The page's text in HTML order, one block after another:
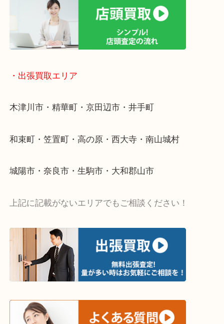
遅い時間しか家にいない方・商品点数が多い方には
・ご相談はお気軽に
終活・遺品整理・生前整理・断捨離・引っ越し
物を整理するケースは年々増加傾向です。
値段つくものがわからないから何を持っていけばわ
い…
当店ではそういったお困りの方からのご依頼も大歓